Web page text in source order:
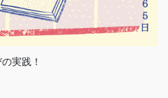
実践！